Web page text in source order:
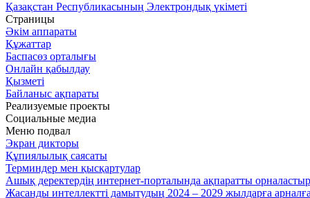
Қазақстан Республикасының Электрондық үкіметі
Страницы
Әкім аппараты
Құжаттар
Баспасөз орталығы
Онлайн қабылдау
Қызметі
Байланыс ақпараты
Реализуемые проекты
Социальные медиа
Меню подвал
Экран дикторы
Құпиялылық саясаты
Терминдер мен қысқартулар
Ашық деректердің интернет-порталында ақпаратты
Жасанды интеллектті дамытудың 2024 – 2029 жылдарға